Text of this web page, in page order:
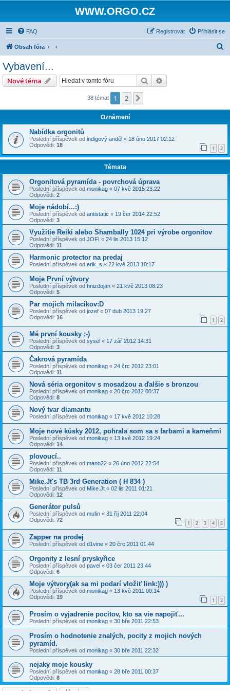
WWW.ORGO.CZ
FAQ Přihlásit se
Registrovat
Obsah fóra
Vybavení...
Nové téma Hledat
38 témat 1 2
Oznámení
Nabídka orgonitů
Poslední příspěvek od indigový anděl « 18 úno 2017 02:12
Odpovědi: 18 1 2
Témata
Orgonitová pyramída - povrchová úprava
Poslední příspěvek od monikag « 07 kvě 2015 23:22
Odpovědi: 2
Moje nádobí...:)
Poslední příspěvek od antistatic « 19 čer 2014 22:52
Odpovědi: 3
Využitie Reiki alebo Shambally 1024 pri výrobe orgonitov
Poslední příspěvek od JOFI « 24 lis 2013 15:12
Odpovědi: 11
Harmonic protector na predaj
Poslední příspěvek od erik_s « 22 kvě 2013 10:17
Moje První výtvory
Poslední příspěvek od hnizdojan « 21 kvě 2013 08:23
Odpovědi: 5
Par mojich milacikov:D
Poslední příspěvek od jozef « 07 dub 2013 19:27
Odpovědi: 16 1 2
Mé první kousky ;-)
Poslední příspěvek od sysel « 17 zář 2012 14:31
Odpovědi: 3
Čakrová pyramída
Poslední příspěvek od monikag « 24 črc 2012 23:01
Odpovědi: 11
Nová séria orgonitov s mosadzou a ďalšie s bronzou
Poslední příspěvek od monikag « 20 črc 2012 00:37
Odpovědi: 8
Nový tvar diamantu
Poslední příspěvek od monikag « 17 kvě 2012 10:28
Moje nové kúsky 2012, pohrala som sa s farbami a kameňmi
Poslední příspěvek od monikag « 13 kvě 2012 19:24
Odpovědi: 14
plovoucí..
Poslední příspěvek od mano22 « 26 úno 2012 22:54
Odpovědi: 11
Mike.Jt's TB 3rd Generation ( H 834 )
Poslední příspěvek od Mike.Jt « 02 lis 2011 01:21
Odpovědi: 12
Generátor pulsů
Poslední příspěvek od mufin « 31 říj 2011 22:04
Odpovědi: 72 1 2 3 4 5
Zapper na prodej
Poslední příspěvek od d1vine « 20 črc 2011 01:44
Orgonity z lesní pryskyřice
Poslední příspěvek od pavel « 03 čer 2011 23:44
Odpovědi: 6
Moje výtvory(ak sa mi podarí vložiť link:))) )
Poslední příspěvek od monikag « 13 kvě 2011 00:14
Odpovědi: 19 1 2
Prosím o vyjadrenie pocitov, kto sa vie napojiť...
Poslední příspěvek od monikag « 30 bře 2011 22:53
Prosím o hodnotenie znalých, pocity z mojich nových
pyramíd.
Poslední příspěvek od monikag « 30 bře 2011 22:32
nejaky moje kousky
Poslední příspěvek od monikag « 28 bře 2011 00:37
Odpovědi: 8